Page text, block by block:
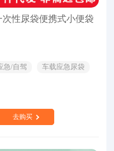
性尿袋便携式小便袋
急/自驾 车载应急尿袋
去购买